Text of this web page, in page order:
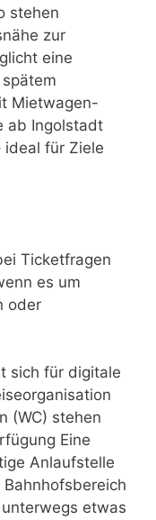
stehen
zur
eine
Mietwagen-
ab Ingolstadt
für Ziele
Ticketfragen
es um
oder
sich für digitale
(WC) stehen
Eine
Anlaufstelle
etwas